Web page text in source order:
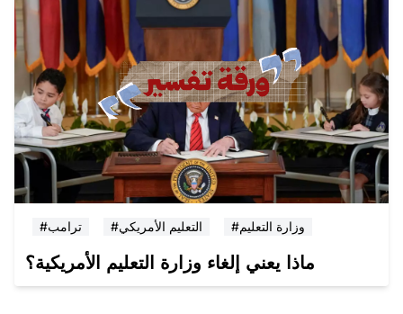
#ترامب #التعليم الأمريكي #وزارة التعليم
ماذا يعني إلغاء وزارة التعليم الأمريكية؟